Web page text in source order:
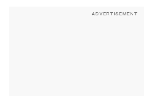
ADVERTISEMENT